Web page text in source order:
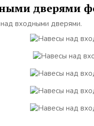
дверями
входными дверями.